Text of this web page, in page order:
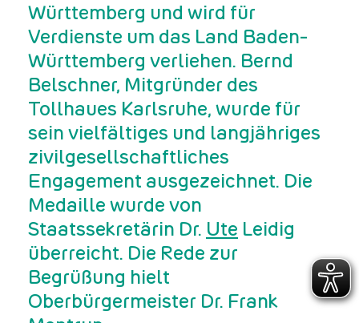
Württemberg und wird für
Verdienste um das Land Baden-
Württemberg verliehen. Bernd
Belschner, Mitgründer des
Tollhaues Karlsruhe, wurde für
sein vielfältiges und langjähriges
zivilgesellschaftliches
Engagement ausgezeichnet. Die
Medaille wurde von
Staatssekretärin Dr. Ute Leidig
überreicht. Die Rede zur
Begrüßung hielt
Oberbürgermeister Dr. Frank